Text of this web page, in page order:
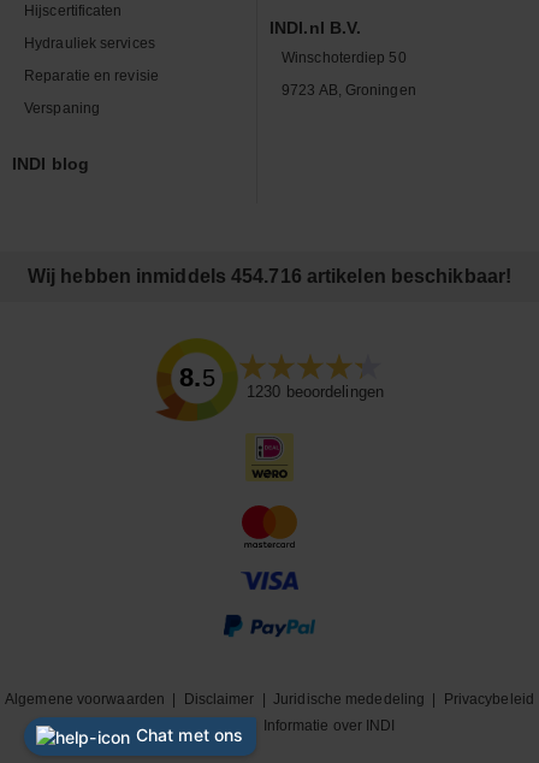
Hijscertificaten
Hydrauliek services
Reparatie en revisie
Verspaning
INDI blog
INDI.nl B.V.
Winschoterdiep 50
9723 AB, Groningen
Wij hebben inmiddels 454.716 artikelen beschikbaar!
8.5
1230 beoordelingen
Algemene voorwaarden Disclaimer |Juridische mededeling
Privacybeleid
|
Cookiebeleid Informatie over INDI